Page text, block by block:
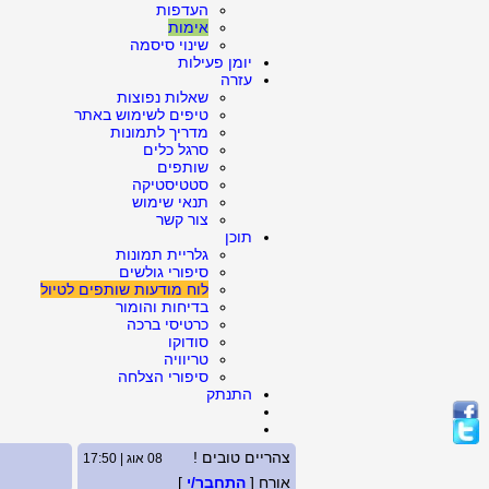
העדפות
אימות
שינוי סיסמה
יומן פעילות
עזרה
שאלות נפוצות
טיפים לשימוש באתר
מדריך לתמונות
סרגל כלים
שותפים
סטטיסטיקה
תנאי שימוש
צור קשר
תוכן
גלריית תמונות
סיפורי גולשים
לוח מודעות שותפים לטיול
בדיחות והומור
כרטיסי ברכה
סודוקו
טריוויה
סיפורי הצלחה
התנתק
צהריים טובים ! 08 אוג | 17:50
אורח [ התחבר/י ]